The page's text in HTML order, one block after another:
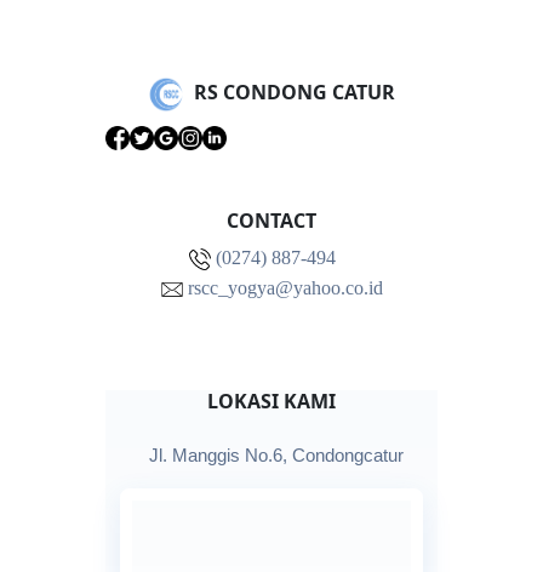
RS CONDONG CATUR
CONTACT
(0274) 887-494
rscc_yogya@yahoo.co.id
LOKASI KAMI
Jl. Manggis No.6, Condongcatur